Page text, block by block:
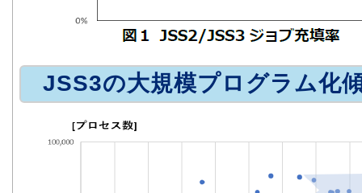
JSS3の大規模プログラム化